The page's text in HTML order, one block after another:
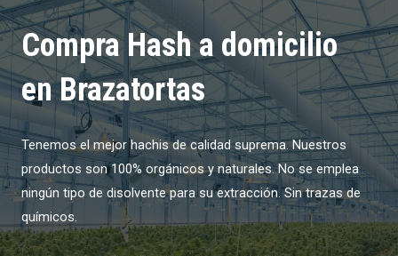
Compra Hash a domicilio
en Brazatortas
Tenemos el mejor hachis de calidad suprema. Nuestros
productos son 100% orgánicos y naturales. No se emplea
ningún tipo de disolvente para su extracción. Sin trazas de
químicos.